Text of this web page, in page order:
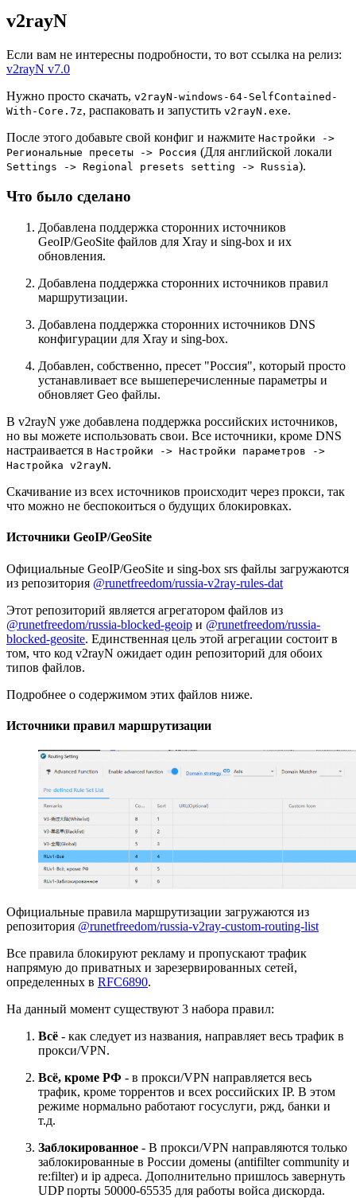
v2rayN
Если вам не интересны подробности, то вот ссылка на релиз:
v2rayN v7.0
Нужно просто скачать, v2rayN-windows-64-SelfContained-
With-Core.7z, распаковать и запустить v2rayN.exe.
После этого добавьте свой конфиг и нажмите Настройки ->
Региональные пресеты -> Россия (Для английской локали
Settings -> Regional presets setting -> Russia).
Что было сделано
Добавлена поддержка сторонних источников
GeoIP/GeoSite файлов для Xray и sing-box и их
обновления.
Добавлена поддержка сторонних источников правил
маршрутизации.
Добавлена поддержка сторонних источников DNS
конфигурации для Xray и sing-box.
Добавлен, собственно, пресет "Россия", который просто
устанавливает все вышеперечисленные параметры и
обновляет Geo файлы.
В v2rayN уже добавлена поддержка российских источников,
но вы можете использовать свои. Все источники, кроме DNS
настраивается в Настройки -> Настройки параметров ->
Настройка v2rayN.
Скачивание из всех источников происходит через прокси, так
что можно не беспокоиться о будущих блокировках.
Источники GeoIP/GeoSite
Официальные GeoIP/GeoSite и sing-box srs файлы загружаются
из репозитория @runetfreedom/russia-v2ray-rules-dat
Этот репозиторий является агрегатором файлов из
@runetfreedom/russia-blocked-geoip и @runetfreedom/russia-
blocked-geosite. Единственная цель этой агрегации состоит в
том, что код v2rayN ожидает один репозиторий для обоих
типов файлов.
Подробнее о содержимом этих файлов ниже.
Источники правил маршрутизации
Официальные правила маршрутизации загружаются из
репозитория @runetfreedom/russia-v2ray-custom-routing-list
Вcе правила блокируют рекламу и пропускают трафик
напрямую до приватных и зарезервированных сетей,
определенных в RFC6890.
На данный момент существуют 3 набора правил:
Вcё - как следует из названия, направляет весь трафик в
прокси/VPN.
Вcё, кроме РФ - в прокси/VPN направляется весь
трафик, кроме торрентов и всех российских IP. В этом
режиме нормально работают госуслуги, ржд, банки и
т.д.
Заблокированное - В прокси/VPN направляются только
заблокированные в России домены (antifilter community и
re:filter) и ip адреса. Дополнительно пришлось завернуть
UDP порты 50000-65535 для работы войса дискорда.